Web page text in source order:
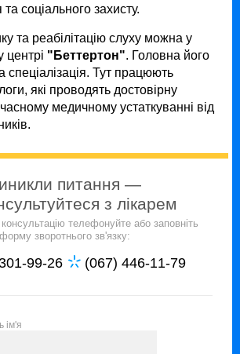
соціального захисту.
та реабілітацію слуху можна у
центрі "Беттертон". Головна його
спеціалізація. Тут працюють
які проводять достовірну
медичному устаткуванні від
питання —
з лікарем
телефонуйте або заповніть
форму зворотнього зв'язку:
99-26 (067) 446-11-79
ім'я